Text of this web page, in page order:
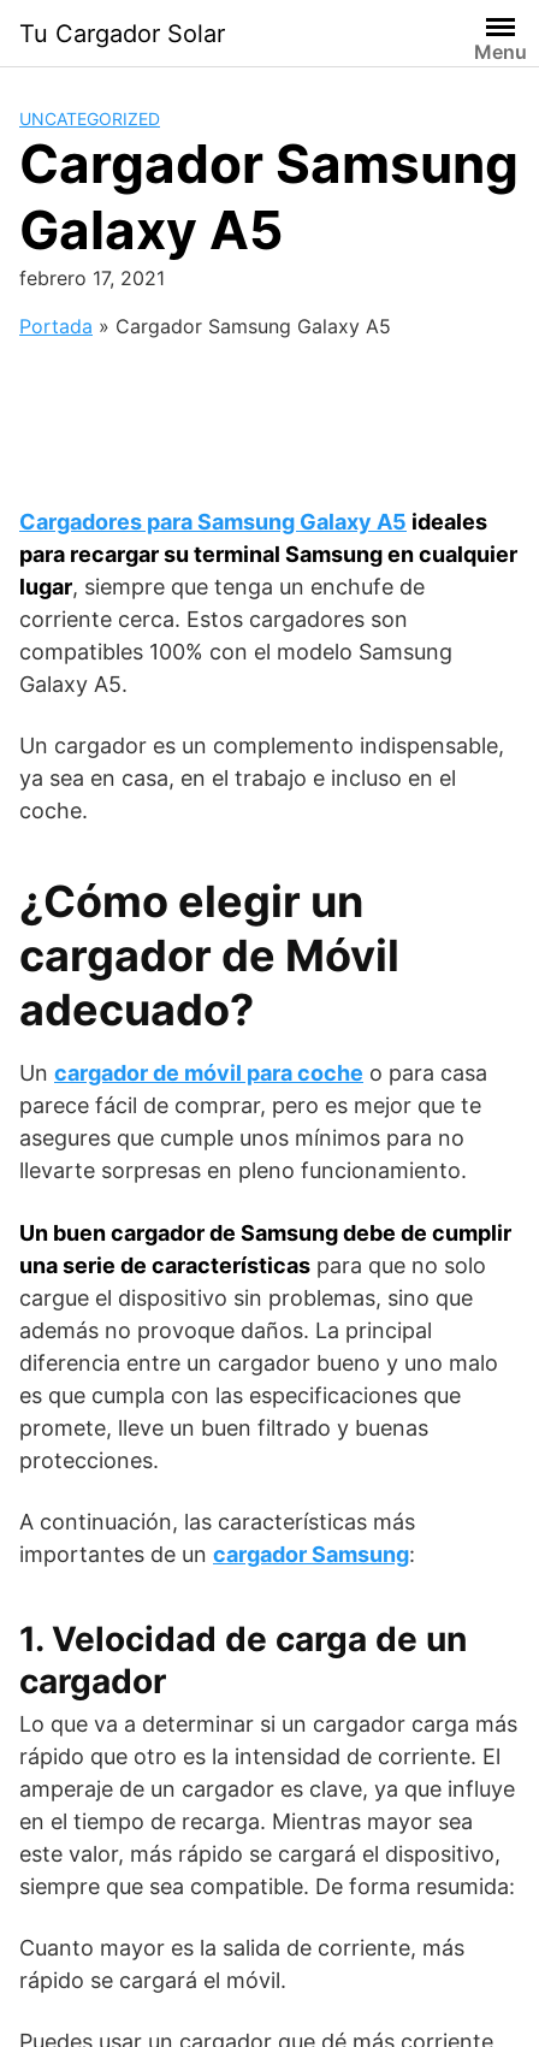
contenido
Tu Cargador Solar
Menu
UNCATEGORIZED
Cargador Samsung
Galaxy A5
febrero 17, 2021
Portada » Cargador Samsung Galaxy A5
Cargadores para Samsung Galaxy A5 ideales
para recargar su terminal Samsung en cualquier
lugar, siempre que tenga un enchufe de
corriente cerca. Estos cargadores son
compatibles 100% con el modelo Samsung
Galaxy A5.
Un cargador es un complemento indispensable,
ya sea en casa, en el trabajo e incluso en el
coche.
¿Cómo elegir un
cargador de Móvil
adecuado?
Un cargador de móvil para coche o para casa
parece fácil de comprar, pero es mejor que te
asegures que cumple unos mínimos para no
llevarte sorpresas en pleno funcionamiento.
Un buen cargador de Samsung debe de cumplir
una serie de características para que no solo
cargue el dispositivo sin problemas, sino que
además no provoque daños. La principal
diferencia entre un cargador bueno y uno malo
es que cumpla con las especificaciones que
promete, lleve un buen filtrado y buenas
protecciones.
A continuación, las características más
importantes de un cargador Samsung:
1. Velocidad de carga de un
cargador
Lo que va a determinar si un cargador carga más
rápido que otro es la intensidad de corriente. El
amperaje de un cargador es clave, ya que influye
en el tiempo de recarga. Mientras mayor sea
este valor, más rápido se cargará el dispositivo,
siempre que sea compatible. De forma resumida:
Cuanto mayor es la salida de corriente, más
rápido se cargará el móvil.
Puedes usar un cargador que dé más corriente